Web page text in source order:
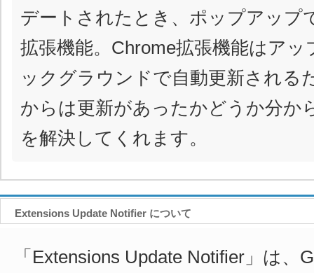
デートされたとき、ポップアップ
拡張機能。Chrome拡張機能はア
ックグラウンドで自動更新される
からは更新があったかどうか分か
を解決してくれます。
Extensions Update Notifier について
「Extensions Update Notifier」は、